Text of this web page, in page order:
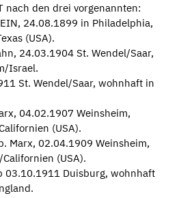
nach den drei vorgenannten:
24.08.1899 in Philadelphia,
(USA).
24.03.1904 St. Wendel/Saar,
Israel.
St. Wendel/Saar, wohnhaft in
04.02.1907 Weinsheim,
(USA).
Marx, 02.04.1909 Weinsheim,
(USA).
03.10.1911 Duisburg, wohnhaft